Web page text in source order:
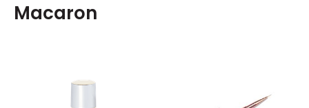
Macaron